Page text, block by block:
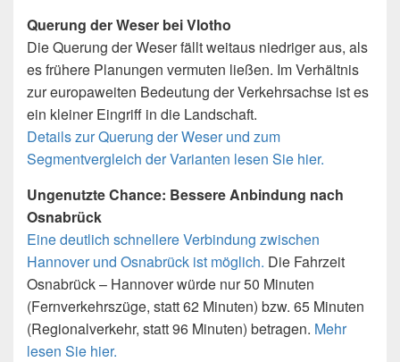
Querung der Weser bei Vlotho
Die Querung der Weser fällt weitaus niedriger aus, als
es frühere Planungen vermuten ließen. Im Verhältnis
zur europaweiten Bedeutung der Verkehrsachse ist es
ein kleiner Eingriff in die Landschaft.
Details zur Querung der Weser und zum
Segmentvergleich der Varianten lesen Sie hier.
Ungenutzte Chance: Bessere Anbindung nach
Osnabrück
Eine deutlich schnellere Verbindung zwischen
Hannover und Osnabrück ist möglich. Die Fahrzeit
Osnabrück – Hannover würde nur 50 Minuten
(Fernverkehrszüge, statt 62 Minuten) bzw. 65 Minuten
(Regionalverkehr, statt 96 Minuten) betragen. Mehr
lesen Sie hier.